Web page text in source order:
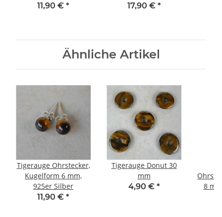
11,90 € *
17,90 € *
Ähnliche Artikel
Tigerauge Ohrstecker,
Kugelform 6 mm,
925er Silber
11,90 € *
Tigerauge Donut 30
mm
4,90 € *
8